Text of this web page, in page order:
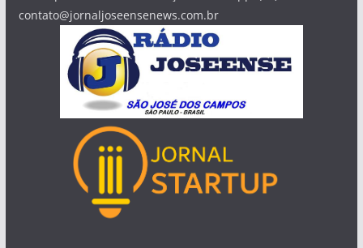
contato@jornaljoseensenews.com.br